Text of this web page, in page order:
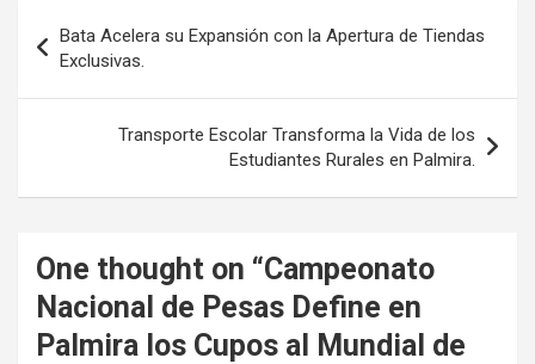
de
entradas
Bata Acelera su Expansión con la Apertura de Tiendas
Exclusivas.
Transporte Escolar Transforma la Vida de los
Estudiantes Rurales en Palmira.
One thought on “Campeonato
Nacional de Pesas Define en
Palmira los Cupos al Mundial de